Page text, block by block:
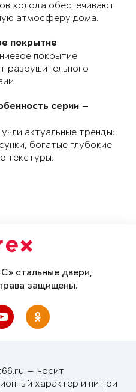
холода обеспечивают
атмосферу дома.
покрытие
покрытие
разрушительного
серии —
актуальные тренды:
богатые глубокие
текстуры.
стальные двери,
защищены.
— носит
характер и ни при